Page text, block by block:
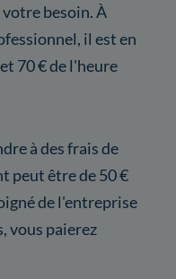
besoin. À
il est en
70 € de l'heure
à des frais de
peut être de 50 €
de l'entreprise
vous paierez